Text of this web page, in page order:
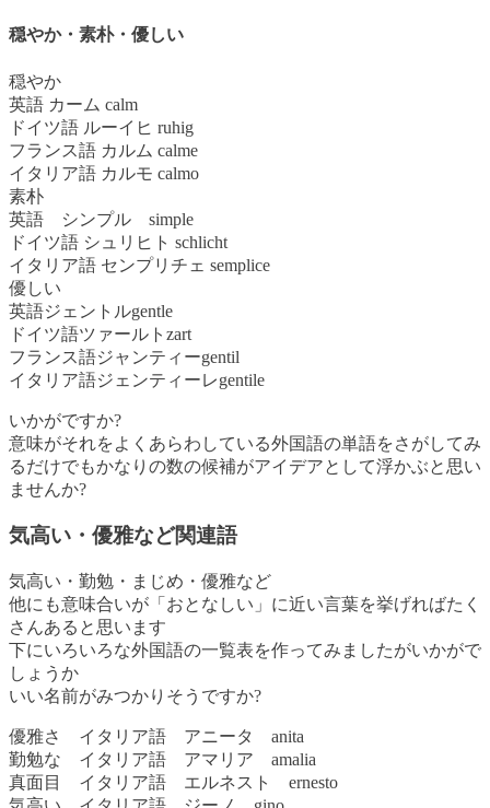
穏やか・素朴・優しい
穏やか
英語 カーム calm
ドイツ語 ルーイヒ ruhig
フランス語 カルム calme
イタリア語 カルモ calmo
素朴
英語 シンプル simple
ドイツ語 シュリヒト schlicht
イタリア語 センプリチェ semplice
優しい
英語ジェントルgentle
ドイツ語ツァールトzart
フランス語ジャンティーgentil
イタリア語ジェンティーレgentile
いかがですか?
意味がそれをよくあらわしている外国語の単語をさがしてみ
るだけでもかなりの数の候補がアイデアとして浮かぶと思い
ませんか?
気高い・優雅など関連語
気高い・勤勉・まじめ・優雅など
他にも意味合いが「おとなしい」に近い言葉を挙げればたく
さんあると思います
下にいろいろな外国語の一覧表を作ってみましたがいかがで
しょうか
いい名前がみつかりそうですか?
優雅さ イタリア語 アニータ anita
勤勉な イタリア語 アマリア amalia
真面目 イタリア語 エルネスト ernesto